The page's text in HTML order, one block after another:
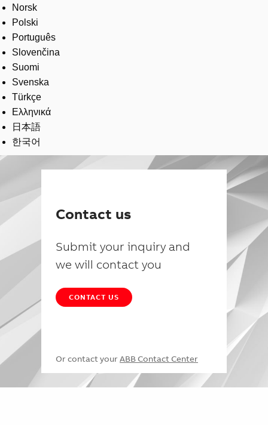
Norsk
Polski
Português
Slovenčina
Suomi
Svenska
Türkçe
Ελληνικά
日本語
한국어
Contact us
Submit your inquiry and
we will contact you
CONTACT US
Or contact your ABB Contact Center